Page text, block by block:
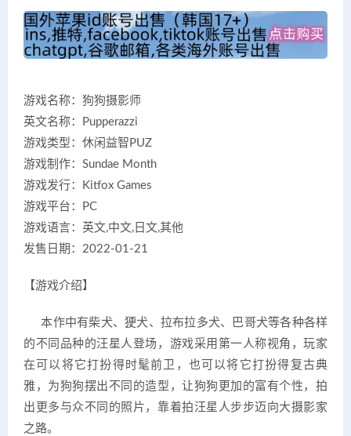
游戏名称：狗狗摄影师
英文名称：Pupperazzi
游戏类型：休闲益智PUZ
游戏制作：Sundae Month
游戏发行：Kitfox Games
游戏平台：PC
游戏语言：英文,中文,日文,其他
发售日期：2022-01-21
【游戏介绍】
本作中有柴犬、㹴犬、拉布拉多犬、巴哥犬等各种各样
的不同品种的汪星人登场，游戏采用第一人称视角，玩家
在可以将它打扮得时髦前卫，也可以将它打扮得复古典
雅，为狗狗摆出不同的造型，让狗狗更加的富有个性，拍
出更多与众不同的照片，靠着拍汪星人步步迈向大摄影家
之路。